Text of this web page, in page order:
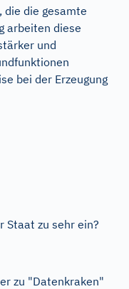
die die gesamte
arbeiten diese
und
bei der Erzeugung
zu sehr ein?
zu "Datenkraken"